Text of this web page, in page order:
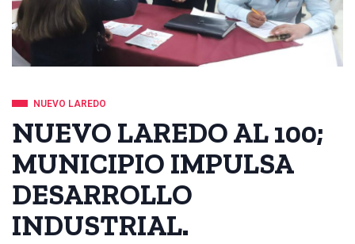
NUEVO LAREDO
NUEVO LAREDO AL 100;
MUNICIPIO IMPULSA
DESARROLLO
INDUSTRIAL.